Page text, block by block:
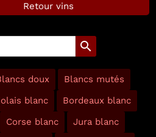
Retour vins
search
doux
Blancs mutés
blanc
Bordeaux blanc
Corse blanc
Jura blanc